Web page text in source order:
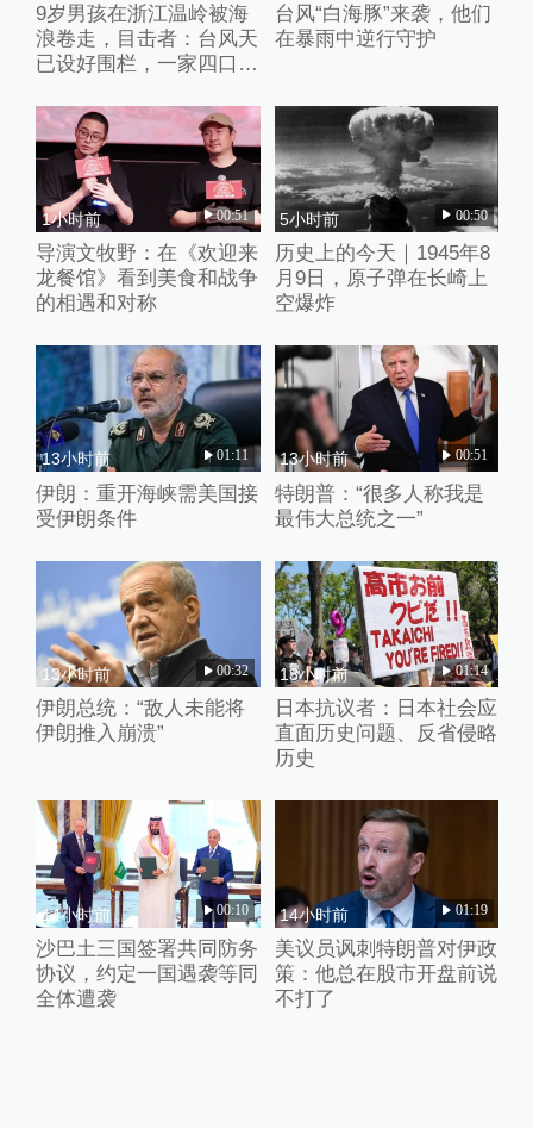
9岁男孩在浙江温岭被海
浪卷走，目击者：台风天
已设好围栏，一家四口翻
台风“白海豚”来袭，他们
在暴雨中逆行守护
1小时前 00:51
导演文牧野：在《欢迎来
龙餐馆》看到美食和战争
的相遇和对称
5小时前 00:50
历史上的今天｜1945年8
月9日，原子弹在长崎上
空爆炸
13小时前 01:11
伊朗：重开海峡需美国接
受伊朗条件
13小时前 00:51
特朗普：“很多人称我是
最伟大总统之一”
13小时前 00:32
伊朗总统：“敌人未能将
伊朗推入崩溃”
13小时前 01:14
日本抗议者：日本社会应
直面历史问题、反省侵略
历史
14小时前 00:10
沙巴土三国签署共同防务
协议，约定一国遇袭等同
全体遭袭
14小时前 01:19
美议员讽刺特朗普对伊政
策：他总在股市开盘前说
不打了